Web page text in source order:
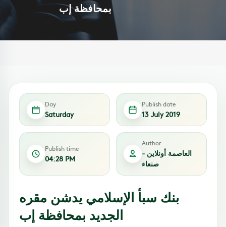
بمحافظة إب
Day
Saturday
Publish date
13 July 2019
Publish time
04:28 PM
Author
العاصمة أونلاين -
صنعاء
بنك سبأ الإسلامي يدشن مقره
الجديد بمحافظة إب